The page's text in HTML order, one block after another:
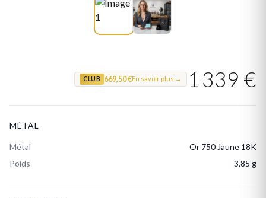
CLUB 669,50 €En savoir plus → 1 339 €
MÉTAL
Métal
Or 750 Jaune 18K
Poids
3.85 g